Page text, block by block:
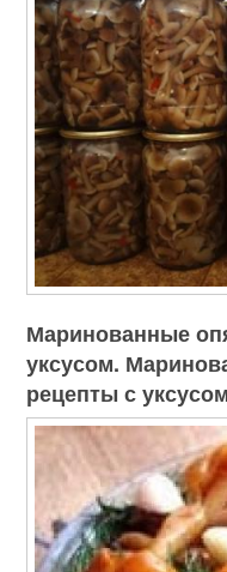
Маринованные
уксусом.
рецепты с